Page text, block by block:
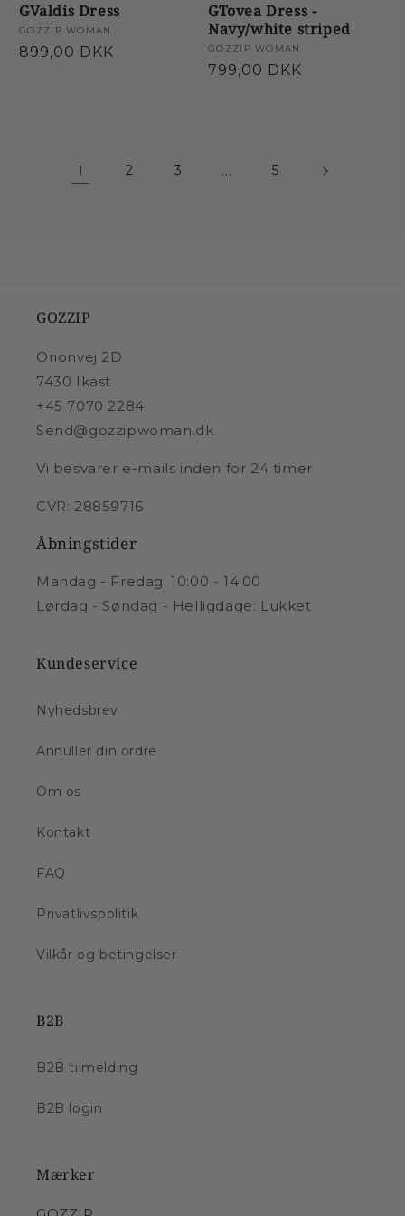
GValdis Dress
Forhandler:
GOZZIP WOMAN
Normalpris
899,00 DKK
GTovea Dress -
Navy/white striped
Forhandler:
GOZZIP WOMAN
Normalpris
799,00 DKK
1 2 3 … 5
GOZZIP
Orionvej 2D
7430 Ikast
+45 7070 2284
Send@gozzipwoman.dk
Vi besvarer e-mails inden for 24 timer
CVR: 28859716
Åbningstider
Mandag - Fredag: 10:00 - 14:00
Lørdag - Søndag - Helligdage: Lukket
Kundeservice
Nyhedsbrev
Annuller din ordre
Om os
Kontakt
FAQ
Privatlivspolitik
Vilkår og betingelser
B2B
B2B tilmelding
B2B login
Mærker